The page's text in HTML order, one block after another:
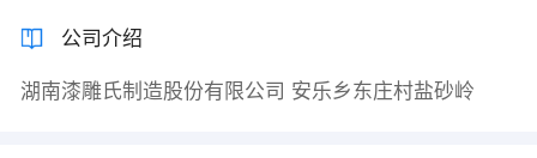
公司介绍
湖南漆雕氏制造股份有限公司 安乐乡东庄村盐砂岭